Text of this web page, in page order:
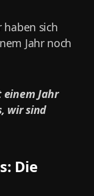
haben sich
Jahr noch
Jahr
wir sind
Die